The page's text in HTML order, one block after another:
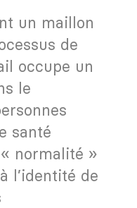
un maillon
de
occupe un
le
santé
normalité »
l’identité de